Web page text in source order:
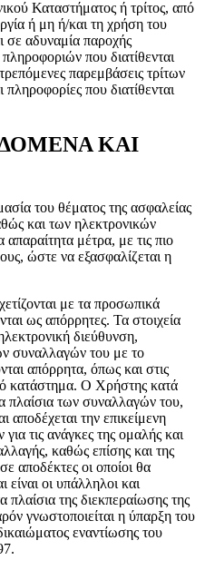
Καταστήματος ή τρίτος, από
ή μη ή/και τη χρήση του
σε αδυναμία παροχής
που διατίθενται
παρεμβάσεις τρίτων
που διατίθενται
ΚΑΙ
του θέματος της ασφαλείας
και των ηλεκτρονικών
μέτρα, με τις πιο
ώστε να εξασφαλίζεται η
με τα προσωπικά
ως απόρρητες. Τα στοιχεία
διεύθυνση,
συναλλαγών του με το
απόρρητα, όπως και στις
κατάστημα. Ο Χρήστης κατά
πλαίσια των συναλλαγών του,
αποδέχεται την επικείμενη
τις ανάγκες της ομαλής και
καθώς επίσης και της
αποδέκτες οι οποίοι θα
είναι οι υπάλληλοι και
πλαίσια της διεκπεραίωσης της
γνωστοποιείται η ύπαρξη του
εναντίωσης του